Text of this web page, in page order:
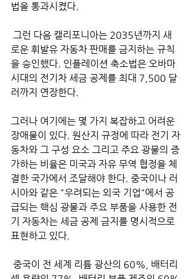
법을 통과시켰다.
로운 휘발유 자동차 판매를 금지하는 규칙
을 승인했다. 인플레이션 축소법은 오바마
시대의 전기차 세금 공제를 최대 7,500 달
러까지 연장한다.
그러나 여기에는 몇 가지 복잡하고 어려운
장애물이 있다. 원산지 규정에 따라 전기 자
동차와 그 구성 요소 그리고 주요 광물의 증
가하는 비율은 미국과 자유 무역 협정을 체
결한 국가에서 조달해야 한다. 중국이나 러
시아와 같은 "우려되는 외국 기업"에서 공
급되는 핵심 광물과 주요 부품을 사용한 전
기 자동차는 세금 공제 금지를 명시적으로
표현하고 있다.